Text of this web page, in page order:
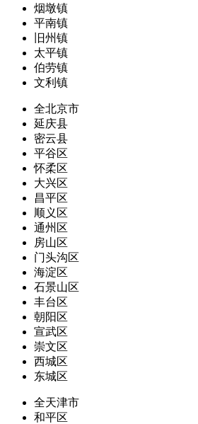
烟墩镇
平南镇
旧州镇
太平镇
伯劳镇
文利镇
全北京市
延庆县
密云县
平谷区
怀柔区
大兴区
昌平区
顺义区
通州区
房山区
门头沟区
海淀区
石景山区
丰台区
朝阳区
宣武区
崇文区
西城区
东城区
全天津市
和平区